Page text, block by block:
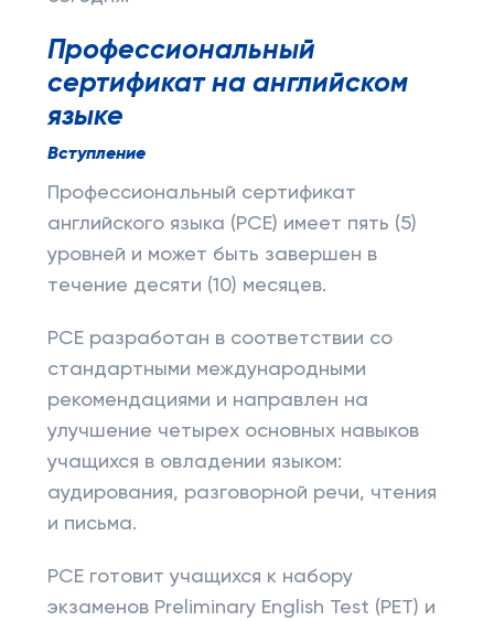
Профессиональный
сертификат на английском
языке
Вступление
Профессиональный сертификат
английского языка (PCE) имеет пять (5)
уровней и может быть завершен в
течение десяти (10) месяцев.
PCE разработан в соответствии со
стандартными международными
рекомендациями и направлен на
улучшение четырех основных навыков
учащихся в овладении языком:
аудирования, разговорной речи, чтения
и письма.
PCE готовит учащихся к набору
экзаменов Preliminary English Test (PET) и